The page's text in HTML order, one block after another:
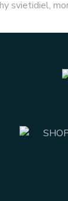
svietidiel,